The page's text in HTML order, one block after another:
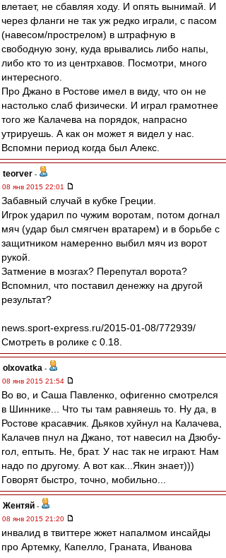
влетает, не сбавляя ходу. И опять вынимай. И
через фланги не так уж редко играли, с пасом
(навесом/прострелом) в штрафную в
свободную зону, куда врывались либо напы,
либо кто то из центрхавов. Посмотри, много
интересного.
Про Джано в Ростове имел в виду, что он не
настолько слаб физически. И играл грамотнее
того же Калачева на порядок, напрасно
утрируешь. А как он может я видел у нас.
Вспомни период когда был Алекс.
teorver -
08 янв 2015 22:01
Забавный случай в кубке Греции.
Игрок ударил по чужим воротам, потом догнал
мяч (удар был смягчен вратарем) и в борьбе с
защитником намеренно выбил мяч из ворот
рукой.
Затмение в мозгах? Перепутал ворота?
Вспомнил, что поставил денежку на другой
результат?
news.sport-express.ru/2015-01-08/772939/
Смотреть в ролике с 0.18.
olxovatka -
08 янв 2015 21:54
Во во, и Саша Павленко, офигенно смотрелся
в Шиннике... Что ты там равняешь то. Ну да, в
Ростове красавчик. Дьяков хуйнул на Калачева,
Калачев пнул на Джано, тот навесил на Дзюбу-
гол, ептыть. Не, брат. У нас так не играют. Нам
надо по другому. А вот как...Якин знает)))
Говорят быстро, точно, мобильно...
Жентяй -
08 янв 2015 21:20
инвалид в твиттере жжет напалмом инсайды
про Артемку, Капелло, Граната, Иванова